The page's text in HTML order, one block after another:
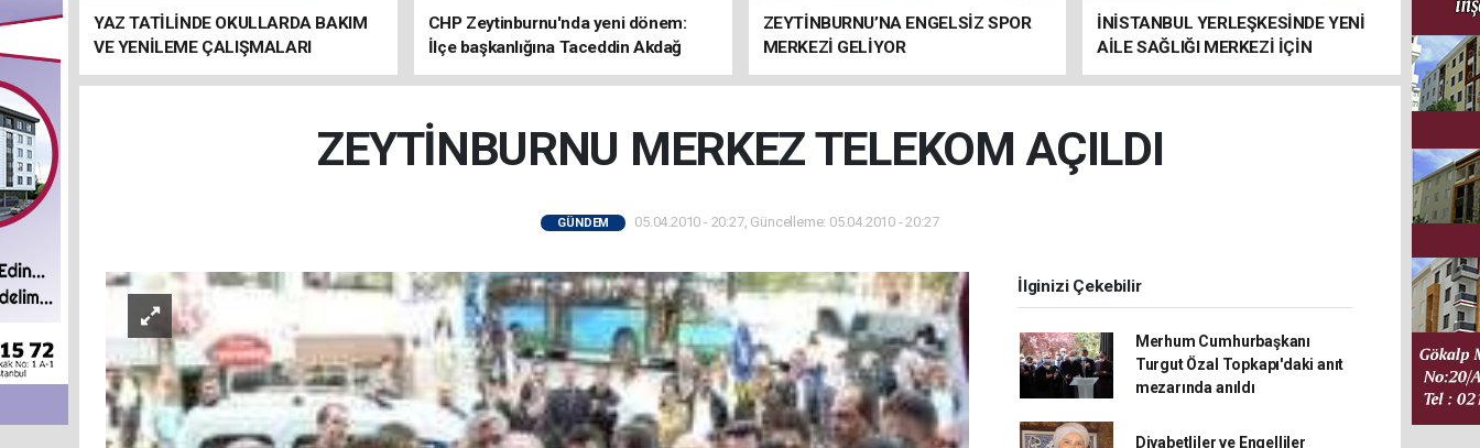
YAZ TATİLİNDE OKULLARDA BAKIM
VE YENİLEME ÇALIŞMALARI
SÜRÜYOR
CHP Zeytinburnu'nda yeni dönem:
İlçe başkanlığına Taceddin Akdağ
atandı
ZEYTİNBURNU’NA ENGELSİZ SPOR
MERKEZİ GELİYOR
İNİSTANBUL YERLEŞKESİNDE YENİ
AİLE SAĞLIĞI MERKEZİ İÇİN
HAZIRLIKLAR SÜRÜYOR
ZEYTİNBURNU MERKEZ TELEKOM AÇILDI
GÜNDEM 05.04.2010 - 20:27, Güncelleme: 05.04.2010 - 20:27
İlginizi Çekebilir
Merhum Cumhurbaşkanı
Turgut Özal Topkapı'daki anıt
mezarında anıldı
Diyabetliler ve Engelliler